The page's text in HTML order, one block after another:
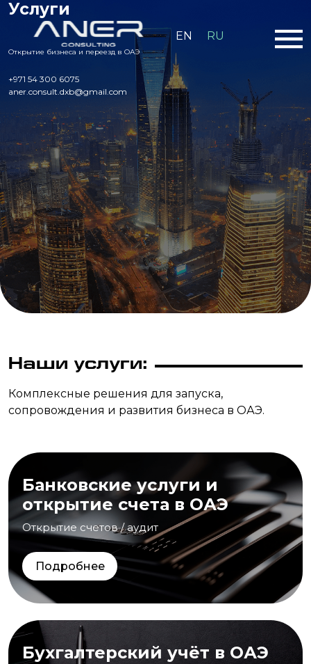
Открытие бизнеса и переезд в ОАЭ
+971 54 300 6075
aner.consult.dxb@gmail.com
EN RU
Услуги
Наши услуги:
Комплексные решения для запуска,
сопровождения и развития бизнеса в ОАЭ.
Банковские услуги и
открытие счета в ОАЭ
Открытие счетов / аудит
Подробнее
Бухгалтерский учёт в ОАЭ